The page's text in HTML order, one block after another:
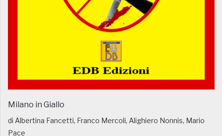
Milano in Giallo
di Albertina Fancetti, Franco Mercoli, Alighiero Nonnis, Mario
Pace